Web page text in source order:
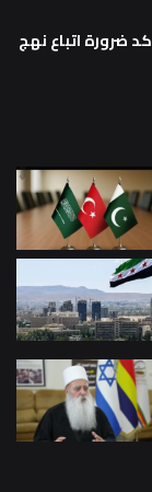
ضرورة اتباع نهج